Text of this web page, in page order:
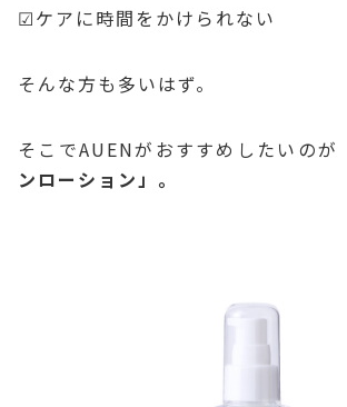
☑ケアに時間をかけられない
そんな方も多いはず。
そこでAUENがおすすめしたいのが
ンローション」。